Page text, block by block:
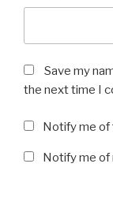
Save my
the next time I
Notify me of
Notify me of